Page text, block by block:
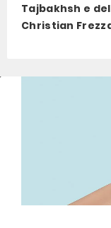
Tajbakhsh e
Christian